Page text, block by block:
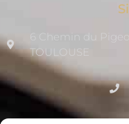
6 Chemin du
TOULOUSE